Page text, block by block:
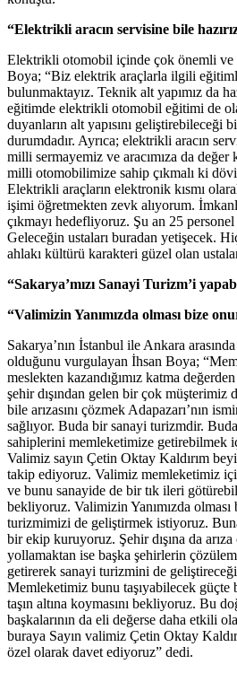
“Elektrikli aracın servisine bile
Elektrikli otomobil içinde çok önemli ve
Boya; “Biz elektrik araçlarla ilgili
bulunmaktayız. Teknik alt yapımız da
eğitimde elektrikli otomobil eğitimi de
duyanların alt yapısını geliştirebileceği
durumdadır. Ayrıca; elektrikli aracın
milli sermayemiz ve aracımıza da
milli otomobilimize sahip çıkmalı ki döviz
Elektrikli araçların elektronik kısmı
işimi öğretmekten zevk alıyorum.
çıkmayı hedefliyoruz. Şu an 25
Geleceğin ustaları buradan yetişecek.
ahlakı kültürü karakteri güzel olan
“Sakarya’mızı Sanayi Turizm’i
“Valimizin Yanımızda olması bize
Sakarya’nın İstanbul ile Ankara
olduğunu vurgulayan İhsan Boya;
meslekten kazandığımız katma
şehir dışından gelen bir çok müşterimiz
bile arızasını çözmek Adapazarı’nın
sağlıyor. Buda bir sanayi turizmdir.
sahiplerini memleketimize getirebilmek
Valimiz sayın Çetin Oktay Kaldırım
takip ediyoruz. Valimiz memleketimiz
ve bunu sanayide de bir tık ileri
bekliyoruz. Valimizin Yanımızda
turizmimizi de geliştirmek istiyoruz.
bir ekip kuruyoruz. Şehir dışına da
yollamaktan ise başka şehirlerin
getirerek sanayi turizmini de
Memleketimiz bunu taşıyabilecek güçte
taşın altına koymasını bekliyoruz. Bu
başkalarının da eli değerse daha etkili
buraya Sayın valimiz Çetin Oktay
özel olarak davet ediyoruz” dedi.